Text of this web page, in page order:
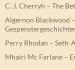
C. J. Cherryh – The
Algernon Blackwood
Perry Rhodan – Seth-
Mhairi Mc Farlane –